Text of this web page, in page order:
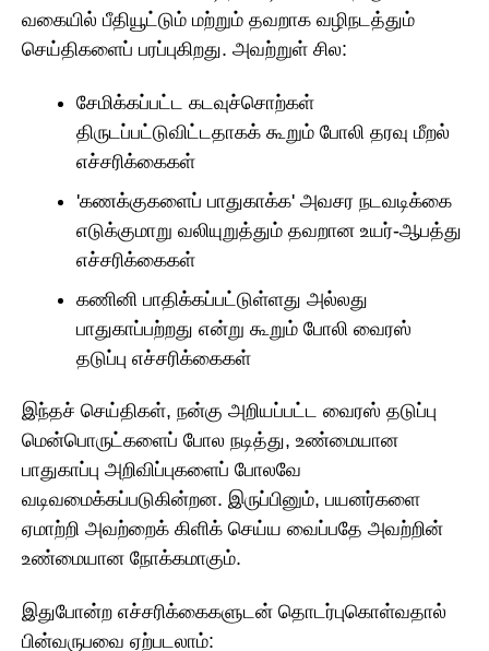
வகையில் பீதியூட்டும் மற்றும் தவறாக வழிநடத்தும்
செய்திகளைப் பரப்புகிறது. அவற்றுள் சில:
சேமிக்கப்பட்ட கடவுச்சொற்கள்
திருடப்பட்டுவிட்டதாகக் கூறும் போலி தரவு மீறல்
எச்சரிக்கைகள்
'கணக்குகளைப் பாதுகாக்க' அவசர நடவடிக்கை
எடுக்குமாறு வலியுறுத்தும் தவறான உயர்-ஆபத்து
எச்சரிக்கைகள்
கணினி பாதிக்கப்பட்டுள்ளது அல்லது
பாதுகாப்பற்றது என்று கூறும் போலி வைரஸ்
தடுப்பு எச்சரிக்கைகள்
இந்தச் செய்திகள், நன்கு அறியப்பட்ட வைரஸ் தடுப்பு
மென்பொருட்களைப் போல நடித்து, உண்மையான
பாதுகாப்பு அறிவிப்புகளைப் போலவே
வடிவமைக்கப்படுகின்றன. இருப்பினும், பயனர்களை
ஏமாற்றி அவற்றைக் கிளிக் செய்ய வைப்பதே அவற்றின்
உண்மையான நோக்கமாகும்.
இதுபோன்ற எச்சரிக்கைகளுடன் தொடர்புகொள்வதால்
பின்வருபவை ஏற்படலாம்: